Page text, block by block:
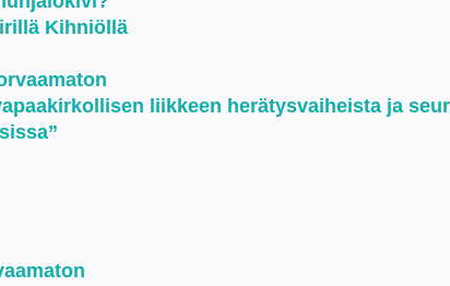
Kihniöllä
liikkeen herätysvaiheista ja